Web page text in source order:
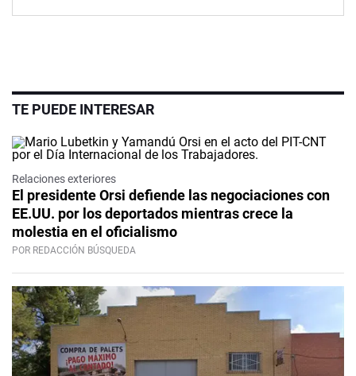
TE PUEDE INTERESAR
Relaciones exteriores
El presidente Orsi defiende las negociaciones con
EE.UU. por los deportados mientras crece la
molestia en el oficialismo
POR REDACCIÓN BÚSQUEDA